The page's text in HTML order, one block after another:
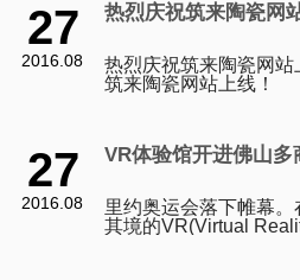
27
2016.08
热烈庆祝筑来陶瓷网
热烈庆祝筑来陶瓷网
筑来陶瓷网站上线！
27
2016.08
VR体验馆开进佛山
里约奥运会落下帷幕
其境的VR(Virtual